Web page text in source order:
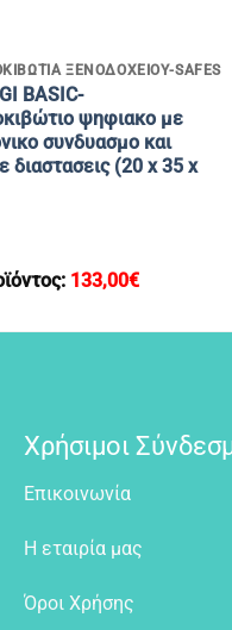
ΞΕΝΟΔΟΧΕΊΟΥ-SAFES
BASIC-
ψηφιακο με
συνδυασμο και
διαστασεις (20 x 35 x
133,00€
Χρήσιμοι
Επικοινωνία
Η εταιρία μας
Όροι Χρήσης